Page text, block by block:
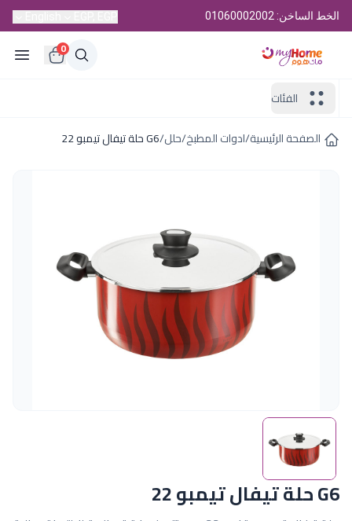
الخط الساخن: 01060002002
0
الفئات
الصفحة الرئيسية/ادوات المطبخ/حلل/G6 حلة تيفال تيمبو 22
G6 حلة تيفال تيمبو 22